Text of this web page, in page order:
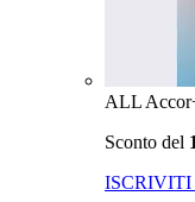
ALL
Sconto del
ISCRIVITI